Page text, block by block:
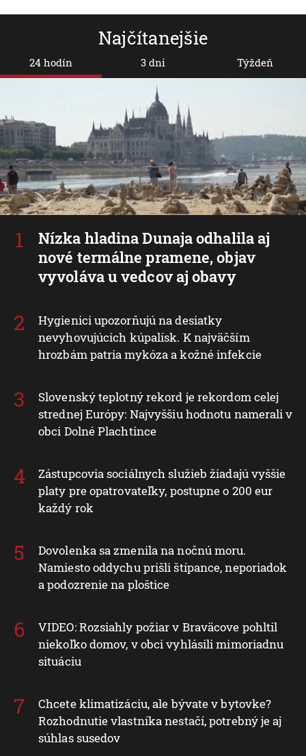
Najčítanejšie
24 hodín
Nízka hladina Dunaja odhalila aj
nové termálne pramene, objav
vyvoláva u vedcov aj obavy
Hygienici upozorňujú na desiatky
nevyhovujúcich kúpalísk. K najväčším
hrozbám patria mykóza a kožné infekcie
Slovenský teplotný rekord je rekordom celej
strednej Európy: Najvyššiu hodnotu namerali v
obci Dolné Plachtince
Zástupcovia sociálnych služieb žiadajú vyššie
platy pre opatrovateľky, postupne o 200 eur
každý rok
Dovolenka sa zmenila na nočnú moru.
Namiesto oddychu prišli štípance, neporiadok
a podozrenie na ploštice
VIDEO: Rozsiahly požiar v Braväcove pohltil
niekoľko domov, v obci vyhlásili mimoriadnu
situáciu
Chcete klimatizáciu, ale bývate v bytovke?
Rozhodnutie vlastníka nestačí, potrebný je aj
súhlas susedov
3 dni Týždeň